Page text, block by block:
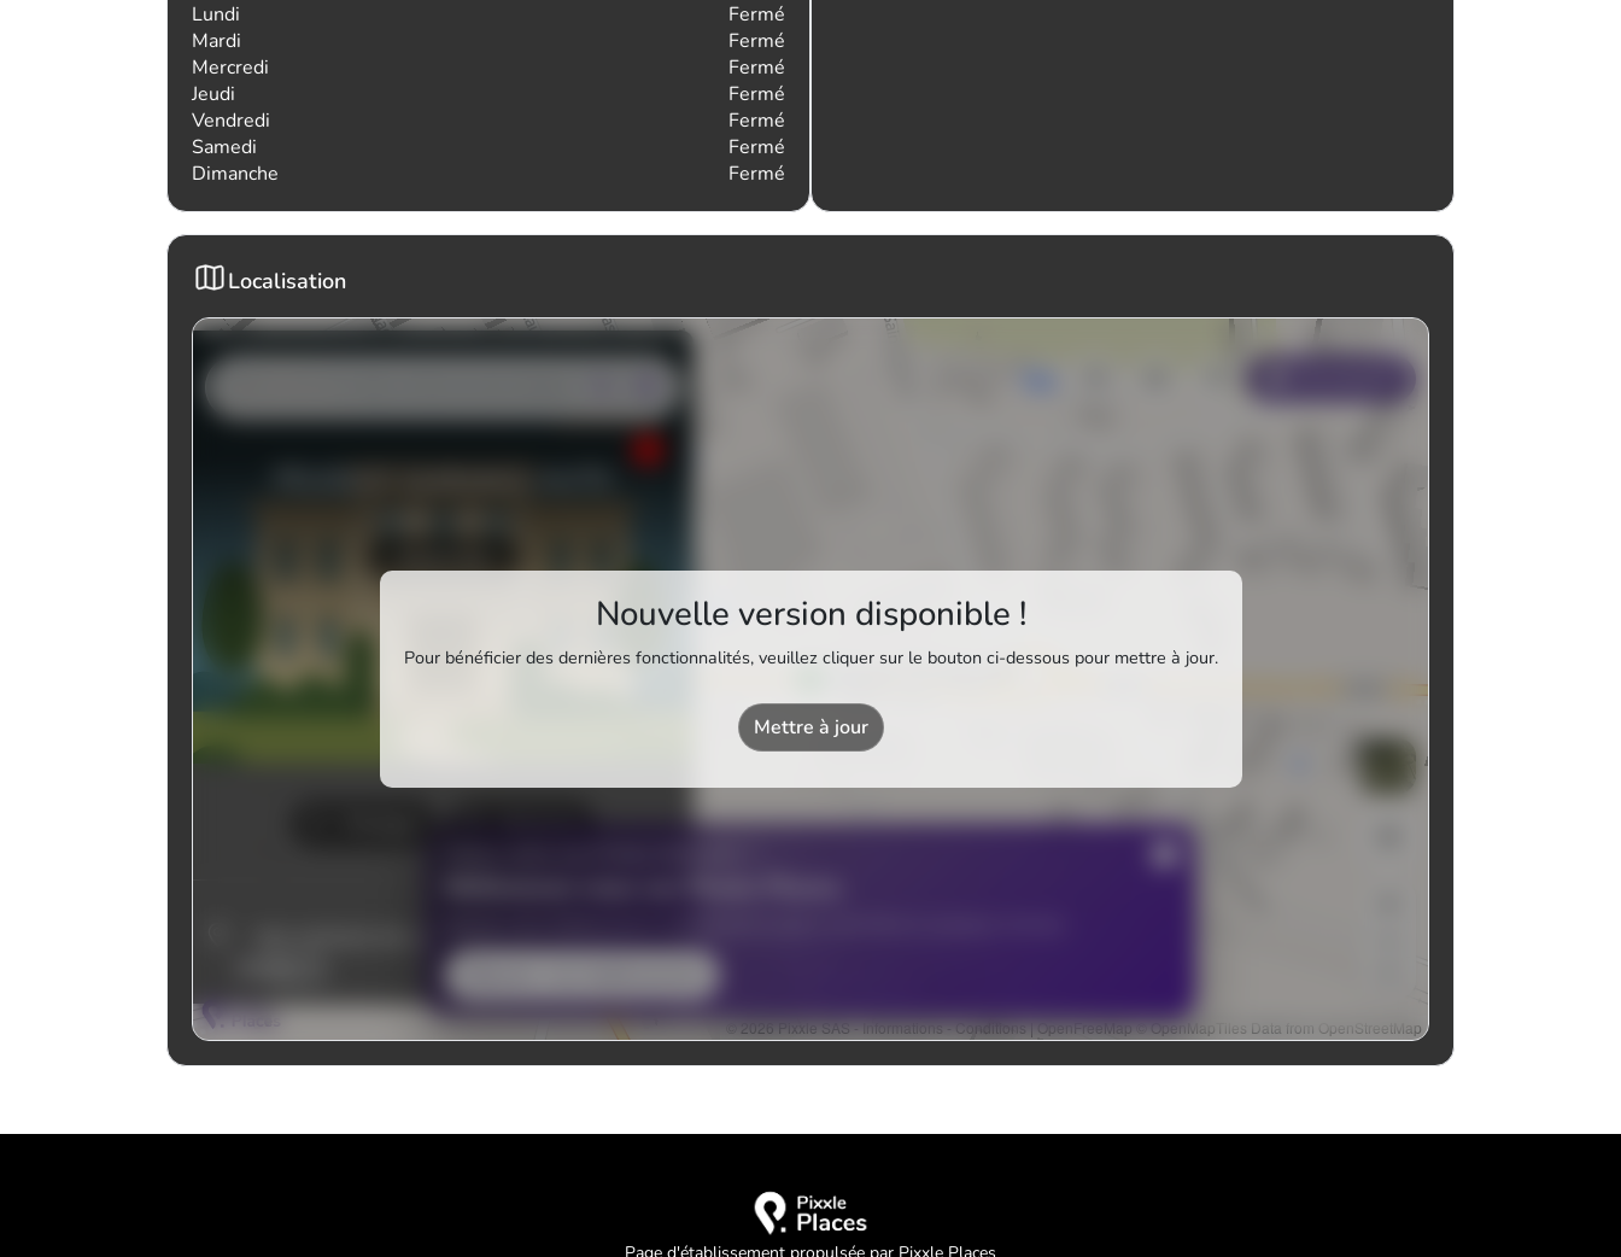
Lundi
Fermé
Mardi
Fermé
Mercredi
Fermé
Jeudi
Fermé
Vendredi
Fermé
Samedi
Fermé
Dimanche
Fermé
Localisation